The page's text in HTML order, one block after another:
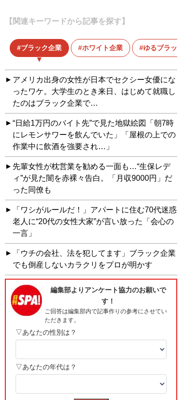
【関連キーワードから記事を探す】
ブラック企業 ホワイト企業 ゆるブラック
アメリカ出身の女性が日本でセクシー女優にな
ったワケ。大学生のとき来日、はじめて就職し
たのはブラック企業で…
“日給1万円のバイト先”で見た地獄絵図「朝7時
にレモンサワーを飲んでいた」「屋根の上での
作業中に飲酒を強要され…」
先輩女性が枕営業を勧める一面も…“生保レデ
ィ”が見た闇を赤裸々告白。「月収9000円」だ
った同僚も
「ワシがルールだ！」アパートに住む70代迷惑
老人に“20代の女性大家”が言い放った「会心の
一言」
「ウチの会社、法を犯してます」ブラック企業
でも倒産しないカラクリをプロが明かす